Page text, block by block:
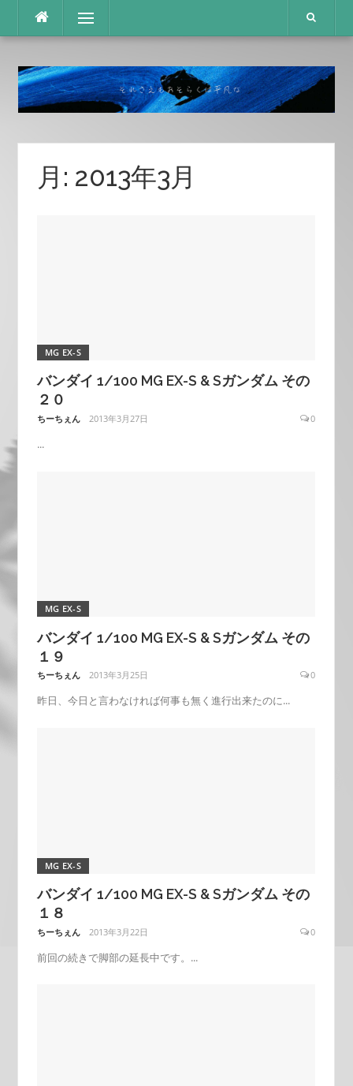
テ
メニュー
月: 2013年3月
MG EX-S
バンダイ 1/100 MG EX-S & Sガンダム その
２０
ちーちぇん 2013年3月27日 0
...
MG EX-S
バンダイ 1/100 MG EX-S & Sガンダム その
１９
ちーちぇん 2013年3月25日 0
昨日、今日と言わなければ何事も無く進行出来たのに...
MG EX-S
バンダイ 1/100 MG EX-S & Sガンダム その
１８
ちーちぇん 2013年3月22日 0
前回の続きで脚部の延長中です。...